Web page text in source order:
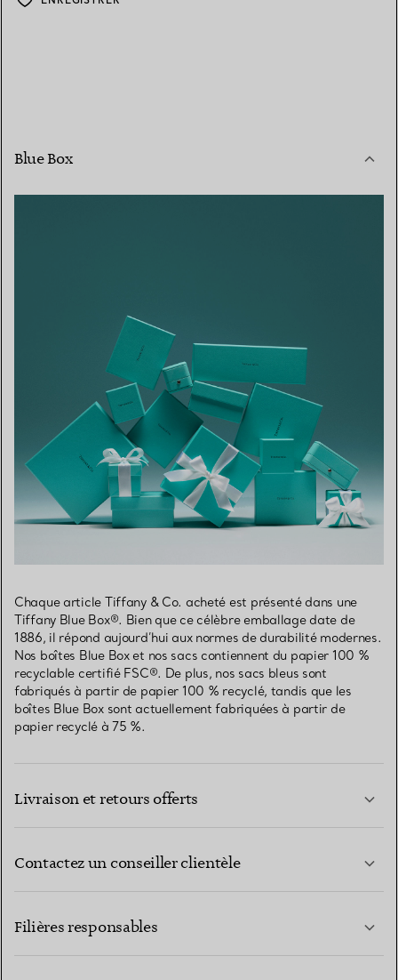
Blue Box
Chaque article Tiffany & Co. acheté est présenté dans une
Tiffany Blue Box®. Bien que ce célèbre emballage date de
1886, il répond aujourd’hui aux normes de durabilité modernes.
Nos boîtes Blue Box et nos sacs contiennent du papier 100 %
recyclable certifié FSC®. De plus, nos sacs bleus sont
fabriqués à partir de papier 100 % recyclé, tandis que les
boîtes Blue Box sont actuellement fabriquées à partir de
papier recyclé à 75 %.
Livraison et retours offerts
Contactez un conseiller clientèle
Filières responsables